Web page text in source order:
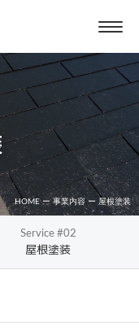
HOMEー 事業内容 ー 屋根塗装
Service #02
屋根塗装